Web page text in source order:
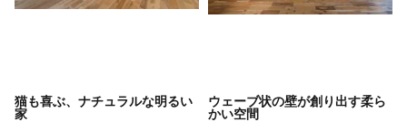
猫も喜ぶ、ナチュラルな明るい
家
ウェーブ状の壁が創り出す柔ら
かい空間